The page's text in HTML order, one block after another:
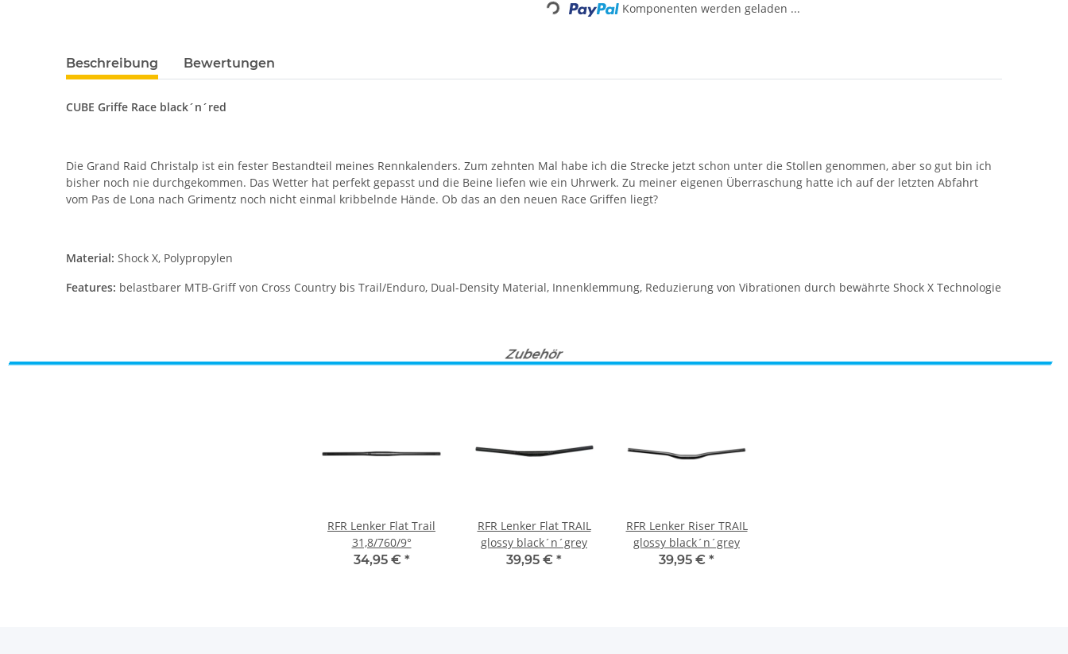
Loading... Komponenten werden geladen ...
Beschreibung Bewertungen
CUBE Griffe Race black´n´red
Die Grand Raid Christalp ist ein fester Bestandteil meines Rennkalenders. Zum zehnten Mal habe ich die Strecke jetzt schon unter die Stollen genommen, aber so gut bin ich
bisher noch nie durchgekommen. Das Wetter hat perfekt gepasst und die Beine liefen wie ein Uhrwerk. Zu meiner eigenen Überraschung hatte ich auf der letzten Abfahrt
vom Pas de Lona nach Grimentz noch nicht einmal kribbelnde Hände. Ob das an den neuen Race Griffen liegt?
Material:Shock X, Polypropylen
Features: belastbarer MTB-Griff von Cross Country bis Trail/Enduro, Dual-Density Material, Innenklemmung, Reduzierung von Vibrationen durch bewährte Shock X Technologie
Zubehör
RFR Lenker Flat Trail
31,8/760/9°
34,95 € *
RFR Lenker Flat TRAIL
glossy black´n´grey
39,95 € *
RFR Lenker Riser TRAIL
glossy black´n´grey
39,95 € *